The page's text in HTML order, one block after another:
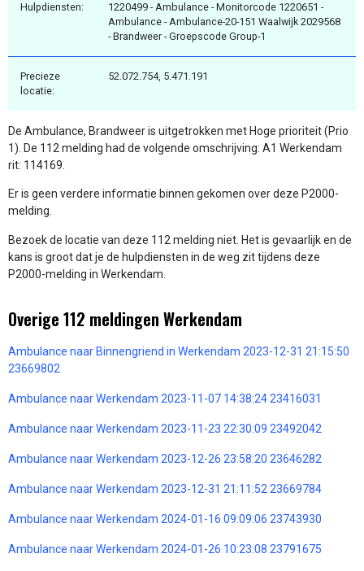
Hulpdiensten:
1220499 - Ambulance - Monitorcode 1220651 -
Ambulance - Ambulance-20-151 Waalwijk 2029568
- Brandweer - Groepscode Group-1
Precieze
locatie:
52.072.754, 5.471.191
De Ambulance, Brandweer is uitgetrokken met Hoge prioriteit (Prio
1). De 112 melding had de volgende omschrijving: A1 Werkendam
rit: 114169.
Er is geen verdere informatie binnen gekomen over deze P2000-
melding.
Bezoek de locatie van deze 112 melding niet. Het is gevaarlijk en de
kans is groot dat je de hulpdiensten in de weg zit tijdens deze
P2000-melding in Werkendam.
Overige 112 meldingen Werkendam
Ambulance naar Binnengriend in Werkendam 2023-12-31 21:15:50
23669802
Ambulance naar Werkendam 2023-11-07 14:38:24 23416031
Ambulance naar Werkendam 2023-11-23 22:30:09 23492042
Ambulance naar Werkendam 2023-12-26 23:58:20 23646282
Ambulance naar Werkendam 2023-12-31 21:11:52 23669784
Ambulance naar Werkendam 2024-01-16 09:09:06 23743930
Ambulance naar Werkendam 2024-01-26 10:23:08 23791675